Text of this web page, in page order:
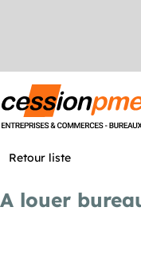
Retour liste
A louer